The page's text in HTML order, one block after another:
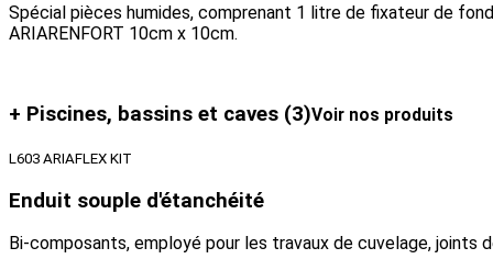
Spécial pièces humides, comprenant 1 litre de fixateur de
ARIARENFORT 10cm x 10cm.
+ Piscines, bassins et caves (3)Voir nos produits
L603 ARIAFLEX KIT
Enduit souple d'étanchéité
Bi-composants, employé pour les travaux de cuvelage,